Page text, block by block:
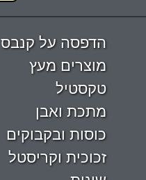
הדפסה על קנבס
מוצרים מעץ
טקסטיל
מתכת ואבן
כוסות ובקבוקים
זכוכית וקריסטל